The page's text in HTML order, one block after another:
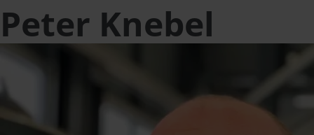
Peter Knebel